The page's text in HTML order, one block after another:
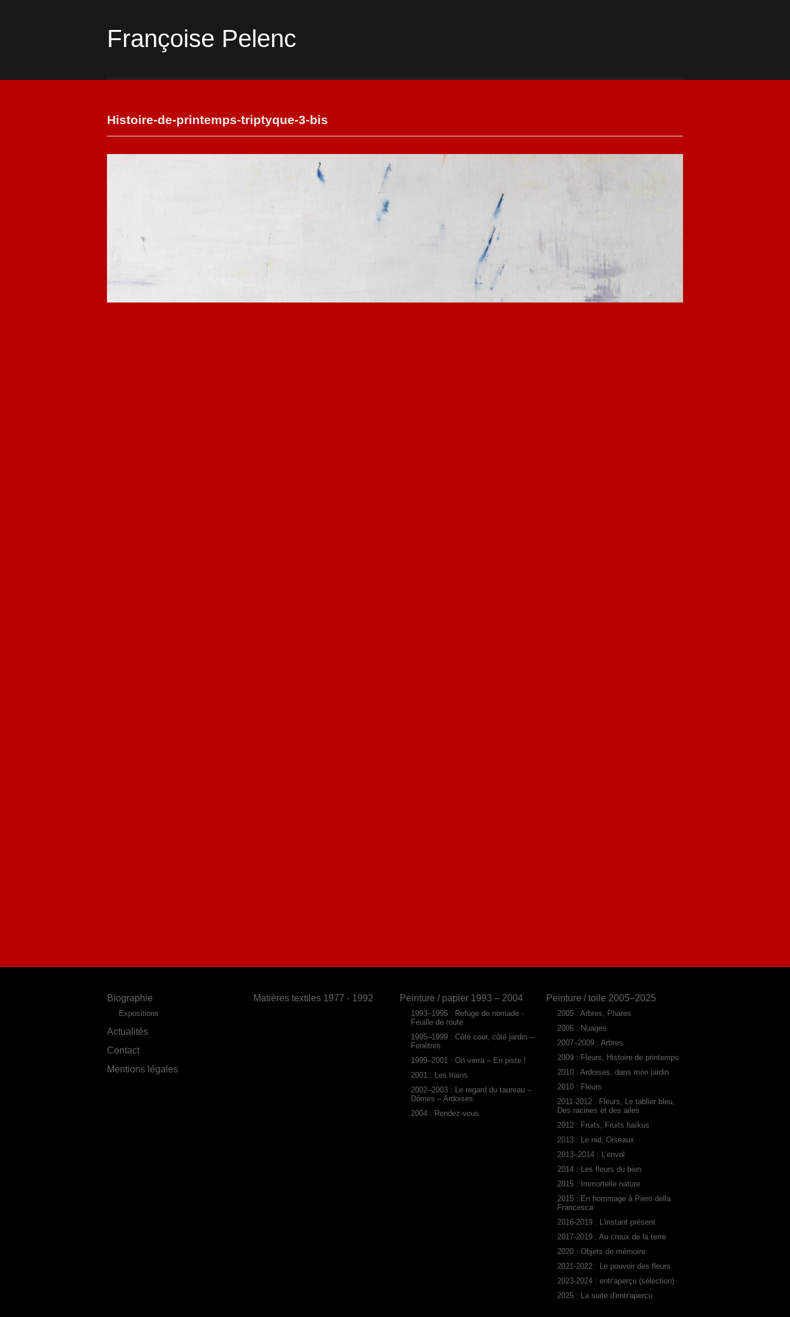
Françoise Pelenc
Histoire-de-printemps-triptyque-3-bis
Biographie
Expositions
Actualités
Contact
Mentions légales
Matières textiles 1977 - 1992 Peinture / papier 1993 – 2004
1993–1995 : Refuge de nomade -
Feuille de route
1995–1999 : Côté cour, côté jardin –
Fenêtres
1999–2001 : On verra – En piste !
2001 : Les trains
2002–2003 : Le regard du taureau –
Dômes – Ardoises
2004 : Rendez-vous
Peinture / toile 2005–2025
2005 : Arbres, Phares
2006 : Nuages
2007–2009 : Arbres
2009 : Fleurs, Histoire de printemps
2010 : Ardoises, dans mon jardin
2010 : Fleurs
2011-2012 : Fleurs, Le tablier bleu,
Des racines et des ailes
2012 : Fruits, Fruits haïkus
2013 : Le nid, Oiseaux
2013–2014 : L’envol
2014 : Les fleurs du bien
2015 : Immortelle nature
2015 : En hommage à Piero della
Francesca
2016-2019 : L'instant présent
2017-2019 : Au creux de la terre
2020 : Objets de mémoire
2021-2022 : Le pouvoir des fleurs
2023-2024 : entr'aperçu (sélection)
2025 : La suite d'entr'apercu